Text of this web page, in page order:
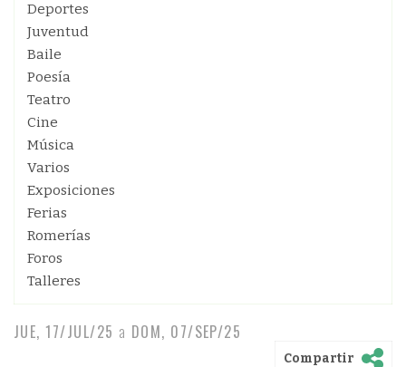
Deportes
Juventud
Baile
Poesía
Teatro
Cine
Música
Varios
Exposiciones
Ferias
Romerías
Foros
Talleres
JUE, 17/JUL/25 a DOM, 07/SEP/25
Compartir